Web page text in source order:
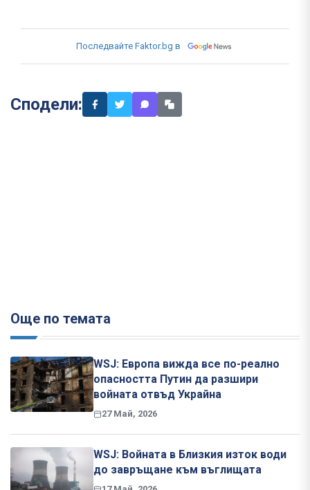
Последвайте Faktor.bg в
Сподели:
Още по темата
WSJ: Европа вижда все по-реално
опасността Путин да разшири
войната отвъд Украйна
27 Май, 2026
WSJ: Войната в Близкия изток води
до завръщане към въглищата